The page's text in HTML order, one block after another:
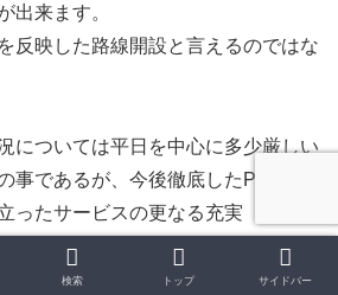
出来ます。
反映した路線開設と言えるのではな
については平日を中心に多少厳しい
事であるが、今後徹底したPRの実
ったサービスの更なる充実（停留所
種割引サービスの充実等）を継続し
ノウハウを以ってすれば好調路線に
検索 トップ サイドバー